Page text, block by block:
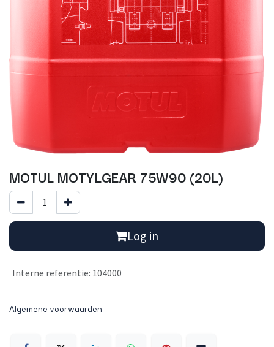
MOTUL MOTYLGEAR 75W90 (20L)
Log in
Interne referentie: 104000
Algemene voorwaarden